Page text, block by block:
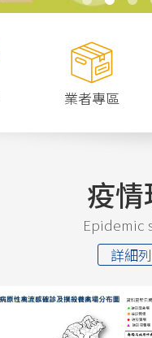
業者專區
疫
Epidemic
詳細